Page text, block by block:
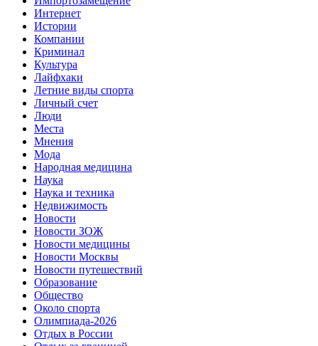
Интернет
Истории
Компании
Криминал
Культура
Лайфхаки
Летние виды спорта
Личный счет
Люди
Места
Мнения
Мода
Народная медицина
Наука
Наука и техника
Недвижимость
Новости
Новости ЗОЖ
Новости медицины
Новости Москвы
Новости путешествий
Образование
Общество
Около спорта
Олимпиада-2026
Отдых в России